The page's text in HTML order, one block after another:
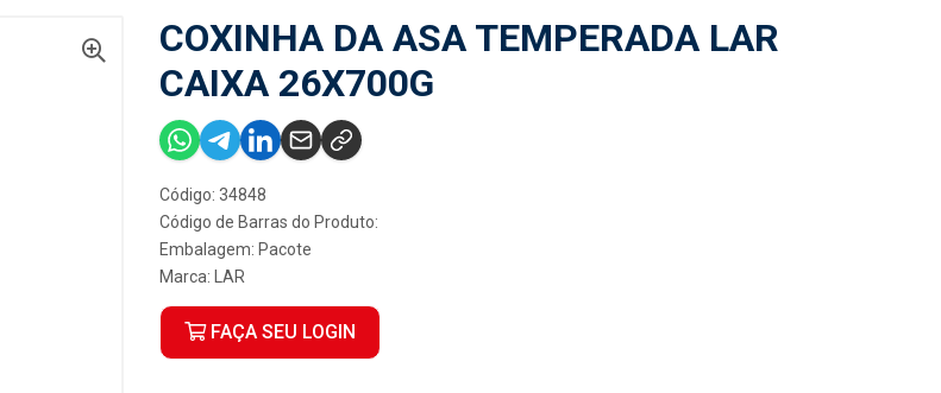
COXINHA DA ASA TEMPERADA LAR
CAIXA 26X700G
Código: 34848
Código de Barras do Produto:
Embalagem: Pacote
Marca:
LAR
FAÇA SEU LOGIN